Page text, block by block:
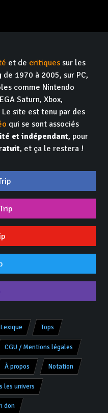
et de critiques sur les
de 1970 à 2005, sur PC,
comme Nintendo
Saturn, Xbox,
site est tenu par des
qui se sont associés
et indépendant, pour
, et ça le restera !
Lexique Tops
CGU / Mentions légales
À propos Notation
les univers
don